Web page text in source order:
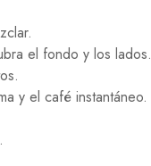
el fondo y los lados.
y el café instantáneo.